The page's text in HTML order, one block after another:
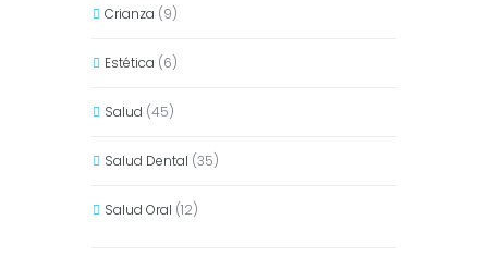
Crianza (9)
Estética (6)
Salud (45)
Salud Dental (35)
Salud Oral (12)